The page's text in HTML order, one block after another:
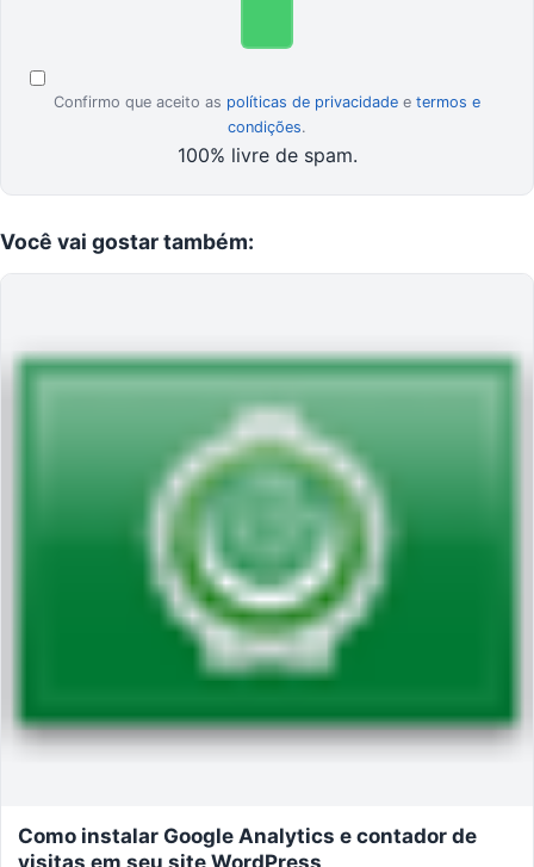
Confirmo que aceito as políticas de privacidade e termos e
condições.
100% livre de spam.
Você vai gostartambém:
Como instalar Google Analytics e contador de